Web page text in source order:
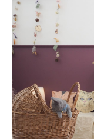
暮らし
daily mukuri
カテゴリー一覧
新着記事